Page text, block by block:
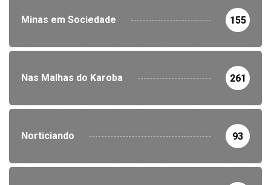
Minas em Sociedade 155
Nas Malhas do Karoba 261
Norticiando 93